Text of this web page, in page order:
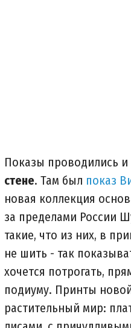
Показы проводились и
стене. Там был показ
новая коллекция
за пределами России
такие, что из них, в
не шить - так
хочется потрогать,
подиуму. Принты
растительный мир: